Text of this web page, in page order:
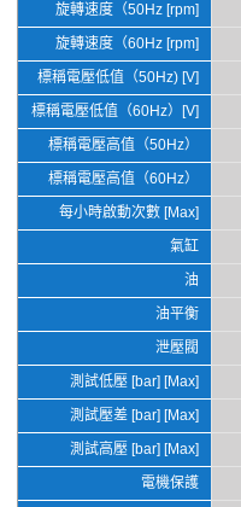
旋轉速度（50Hz [rpm]
旋轉速度（60Hz [rpm]
標稱電壓低值（50Hz) [V]
標稱電壓低值（60Hz）[V]
標稱電壓高值（50Hz）
標稱電壓高值（60Hz）
每小時啟動次數 [Max]
氣缸
油
油平衡
泄壓閥
測試低壓 [bar] [Max]
測試壓差 [bar] [Max]
測試高壓 [bar] [Max]
電機保護